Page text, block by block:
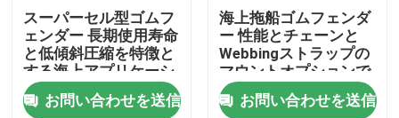
スーパーセル型ゴムフ
ェンダー 長期使用寿命
と低傾斜圧縮を特徴と
する海上アプリケーシ
ョン
お問い合わせを送信
海上拖船ゴムフェンダ
ー 性能とチェーンと
Webbingストラップの
マウントオプションで
簡単にインストール
お問い合わせを送信